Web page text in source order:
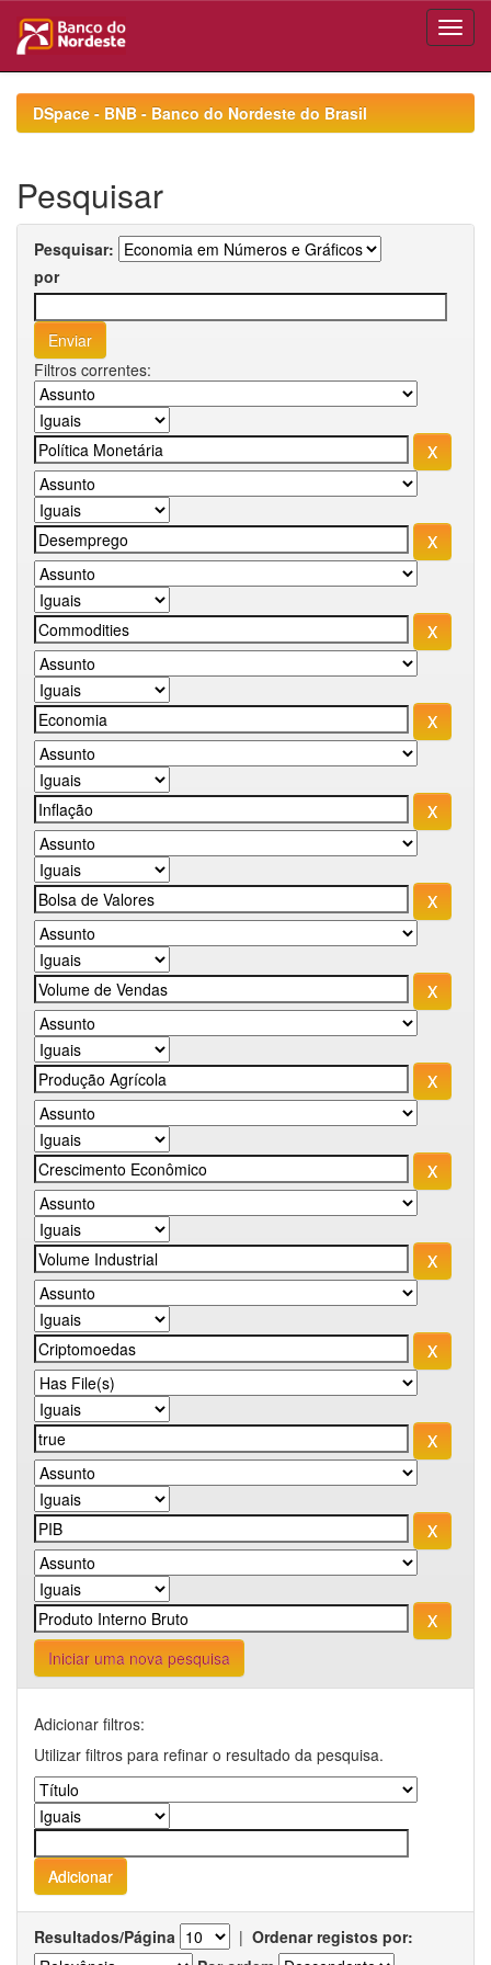
navigationDSpace - BNB - Banco do Nordeste do Brasil
Pesquisar
Pesquisar:
por
Filtros correntes:
Iniciar uma nova pesquisa
Adicionar filtros:
Utilizar filtros para refinar o resultado da pesquisa.
Resultados/Página | Ordenar registos por: